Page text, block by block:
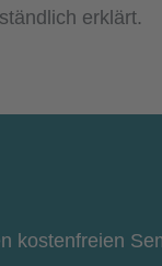
erklärt.
kostenfreien